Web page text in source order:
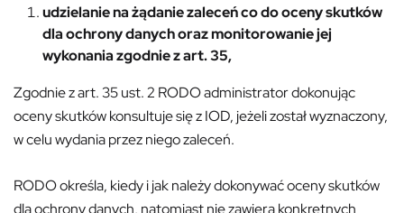
udzielanie na żądanie zaleceń co do oceny skutków
dla ochrony danych oraz monitorowanie jej
wykonania zgodnie z art. 35,
Zgodnie z art. 35 ust. 2 RODO administrator dokonując
oceny skutków konsultuje się z IOD, jeżeli został wyznaczony,
w celu wydania przez niego zaleceń.
RODO określa, kiedy i jak należy dokonywać oceny skutków
dla ochrony danych, natomiast nie zawiera konkretnych